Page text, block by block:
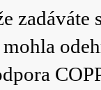
zadáváte